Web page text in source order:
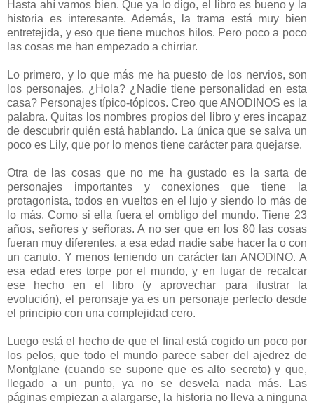
Hasta ahí vamos bien. Que ya lo digo, el libro es bueno y la
historia es interesante. Además, la trama está muy bien
entretejida, y eso que tiene muchos hilos. Pero poco a poco
las cosas me han empezado a chirriar.
Lo primero, y lo que más me ha puesto de los nervios, son
los personajes. ¿Hola? ¿Nadie tiene personalidad en esta
casa? Personajes típico-tópicos. Creo que ANODINOS es la
palabra. Quitas los nombres propios del libro y eres incapaz
de descubrir quién está hablando. La única que se salva un
poco es Lily, que por lo menos tiene carácter para quejarse.
Otra de las cosas que no me ha gustado es la sarta de
personajes importantes y conexiones que tiene la
protagonista, todos en vueltos en el lujo y siendo lo más de
lo más. Como si ella fuera el ombligo del mundo. Tiene 23
años, señores y señoras. A no ser que en los 80 las cosas
fueran muy diferentes, a esa edad nadie sabe hacer la o con
un canuto. Y menos teniendo un carácter tan ANODINO. A
esa edad eres torpe por el mundo, y en lugar de recalcar
ese hecho en el libro (y aprovechar para ilustrar la
evolución), el peronsaje ya es un personaje perfecto desde
el principio con una complejidad cero.
Luego está el hecho de que el final está cogido un poco por
los pelos, que todo el mundo parece saber del ajedrez de
Montglane (cuando se supone que es alto secreto) y que,
llegado a un punto, ya no se desvela nada más. Las
páginas empiezan a alargarse, la historia no lleva a ninguna